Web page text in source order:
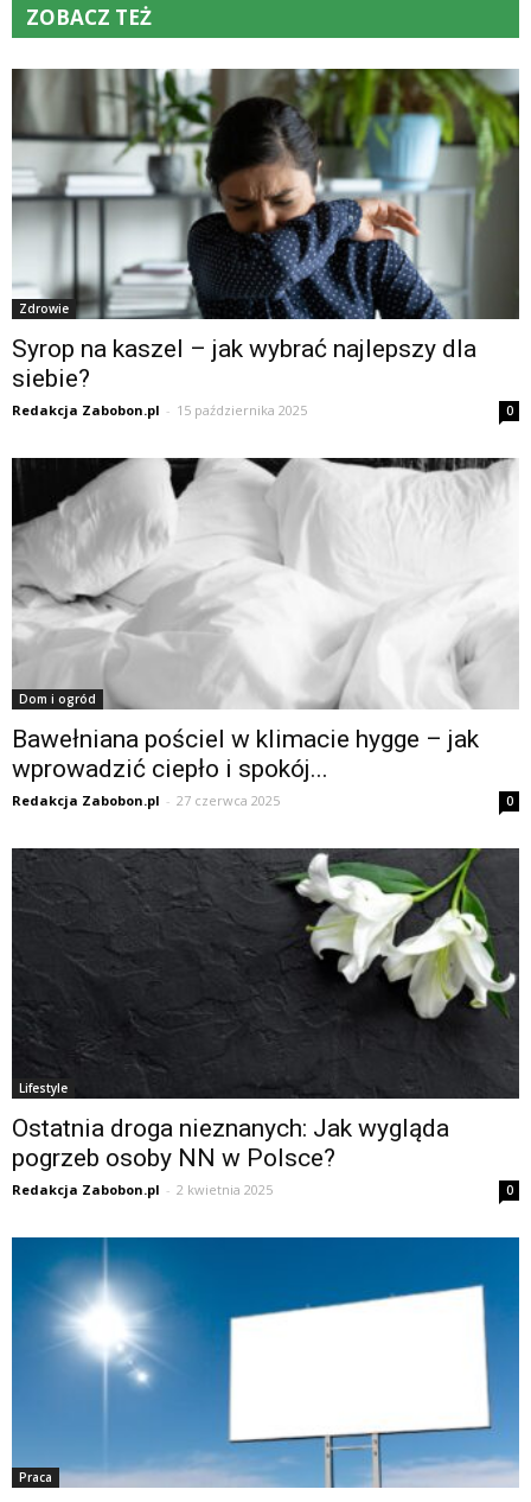
ZOBACZ TEŻ
Zdrowie
Syrop na kaszel – jak wybrać najlepszy dla
siebie?
Redakcja Zabobon.pl - 15 października 2025 0
Dom i ogród
Bawełniana pościel w klimacie hygge – jak
wprowadzić ciepło i spokój...
Redakcja Zabobon.pl - 27 czerwca 2025 0
Lifestyle
Ostatnia droga nieznanych: Jak wygląda
pogrzeb osoby NN w Polsce?
Redakcja Zabobon.pl - 2 kwietnia 2025 0
Praca